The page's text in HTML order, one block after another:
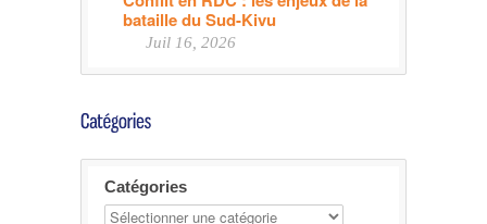
bataille du Sud-Kivu
Juil 16, 2026
Catégories